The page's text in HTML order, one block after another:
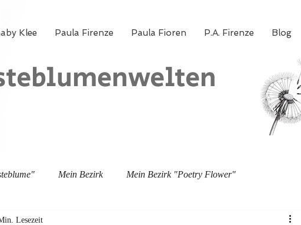
Klee Paula Firenze Paula Fioren P.A. Firenze Blog
Mein Bezirk Mein Bezirk "Poetry Flower"
Lesezeit